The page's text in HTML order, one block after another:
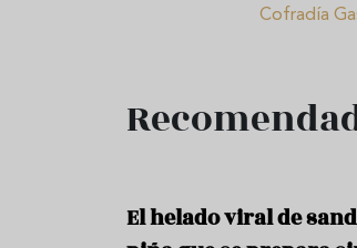
Cofradía
El helado viral de